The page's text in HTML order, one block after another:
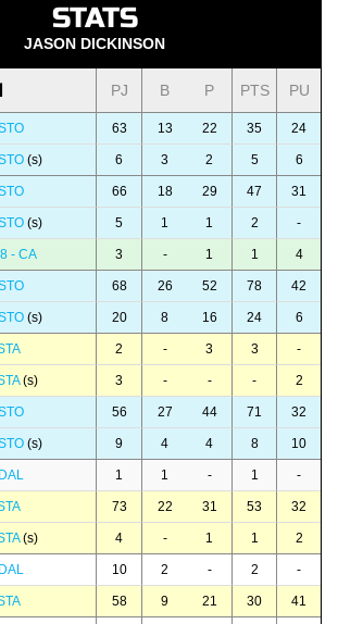
STATS
JASON DICKINSON
PJ B P PTS PU
63 13 22 35 24
(s) 6 3 2 5 6
66 18 29 47 31
(s) 5 1 1 2 -
- CA 3 - 1 1 4
68 26 52 78 42
(s) 20 8 16 24 6
2 - 3 3 -
(s) 3 - - - 2
56 27 44 71 32
(s) 9 4 4 8 10
1 1 - 1 -
73 22 31 53 32
(s) 4 - 1 1 2
10 2 - 2 -
58 9 21 30 41